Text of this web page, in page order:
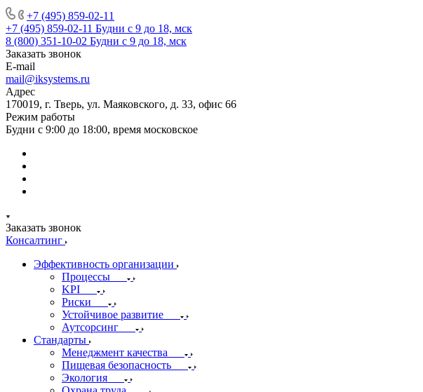
+7 (495) 859-02-11
+7 (495) 859-02-11 Будни с 9 до 18, мск
8 (800) 351-10-02 Будни с 9 до 18, мск
Заказать звонок
E-mail
mail@iksystems.ru
Адрес
170019, г. Тверь, ул. Маяковского, д. 33, офис 66
Режим работы
Будни с 9:00 до 18:00, время московское
Заказать звонок
Консалтинг
Эффективность организации
Процессы
KPI
Риски
Устойчивое развитие
Аутсорсинг
Стандарты
Менеджмент качества
Пищевая безопасность
Экология